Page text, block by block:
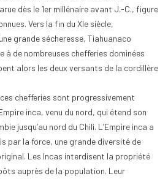
dès le 1er millénaire avant J.-C., figure
Vers la fin du XIe siècle,
grande sécheresse, Tiahuanaco
de nombreuses chefferies dominées
alors les deux versants de la cordillère
ces chefferies sont progressivement
inca, venu du nord, qui étend son
jusqu’au nord du Chili. L’Empire inca a
par la force, une grande diversité de
Les Incas interdisent la propriété
auprès de la population. Leur